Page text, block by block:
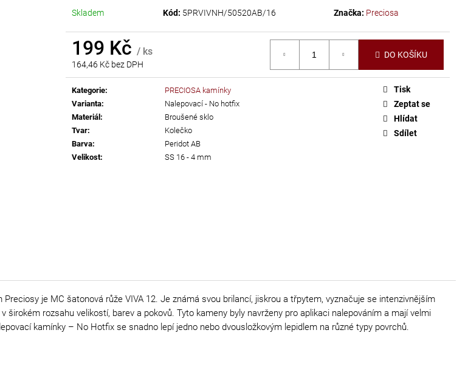
Skladem Kód: 5PRVIVNH/50520AB/16 Značka: Preciosa
199 Kč / ks
164,46 Kč bez DPH
Měrná
cena:
DO KOŠÍKU
Kategorie:
PRECIOSA kamínky
Varianta:
Nalepovací - No hotfix
Materiál:
Broušené sklo
Tvar:
Kolečko
Barva:
Peridot AB
Velikost: SS 16 - 4 mm
Tisk
Zeptat se
Hlídat
Sdílet
Preciosy je MC šatonová růže VIVA 12. Je známá svou brilancí, jiskrou a třpytem, vyznačuje se intenzivnějším
rozsahu velikostí, barev a pokovů. Tyto kameny byly navrženy pro aplikaci nalepováním a mají velmi
kamínky – No Hotfix se snadno lepí jedno nebo dvousložkovým lepidlem na různé typy povrchů.